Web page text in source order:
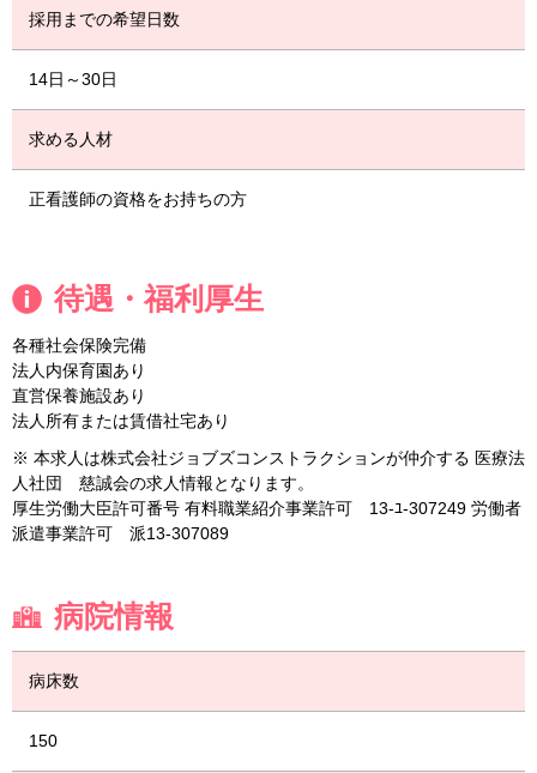
採用までの希望日数
14日～30日
求める人材
正看護師の資格をお持ちの方
待遇・福利厚生
各種社会保険完備
法人内保育園あり
直営保養施設あり
法人所有または賃借社宅あり
※ 本求人は株式会社ジョブズコンストラクションが仲介する 医療法
人社団 慈誠会の求人情報となります。
厚生労働大臣許可番号 有料職業紹介事業許可 13-ﾕ-307249 労働者
派遣事業許可 派13-307089
病院情報
病床数
150